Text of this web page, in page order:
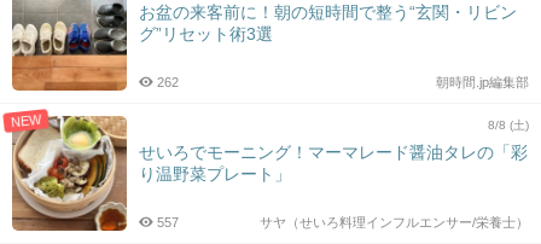
お盆の来客前に！朝の短時間で整う“玄関・リビン
グ”リセット術3選
朝時間.jp編集部
262
NEW 8/8 (土)
せいろでモーニング！マーマレード醤油タレの「彩
り温野菜プレート」
サヤ（せいろ料理インフルエンサー/栄養士）
557